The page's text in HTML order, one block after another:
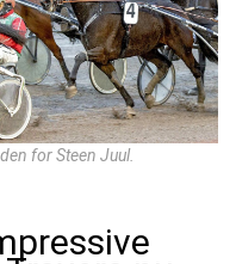
for Steen Juul.